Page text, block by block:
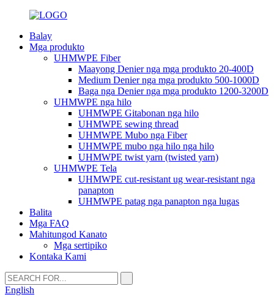
Balay
Mga produkto
UHMWPE Fiber
Maayong Denier nga mga produkto 20-400D
Medium Denier nga mga produkto 500-1000D
Baga nga Denier nga mga produkto 1200-3200D
UHMWPE nga hilo
UHMWPE Gitabonan nga hilo
UHMWPE sewing thread
UHMWPE Mubo nga Fiber
UHMWPE mubo nga hilo nga hilo
UHMWPE twist yarn (twisted yarn)
UHMWPE Tela
UHMWPE cut-resistant ug wear-resistant nga
panapton
UHMWPE patag nga panapton nga lugas
Balita
Mga FAQ
Mahitungod Kanato
Mga sertipiko
Kontaka Kami
English